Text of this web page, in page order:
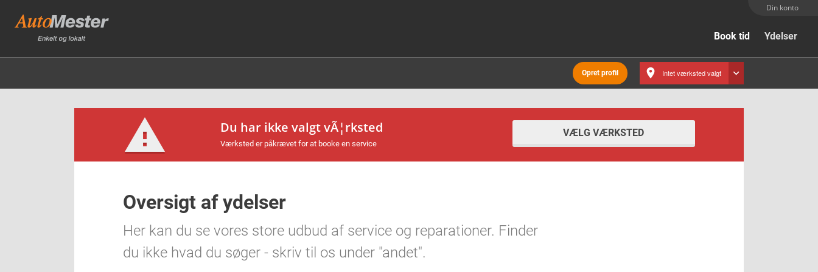
Din konto
Book tid Ydelser
Opret profil Intet værksted valgt
Du har ikke valgt vÃ¦rksted
Værksted er påkrævet for at booke en service
VÆLG VÆRKSTED
Oversigt af ydelser
Her kan du se vores store udbud af service og reparationer. Finder
du ikke hvad du søger - skriv til os under "andet".